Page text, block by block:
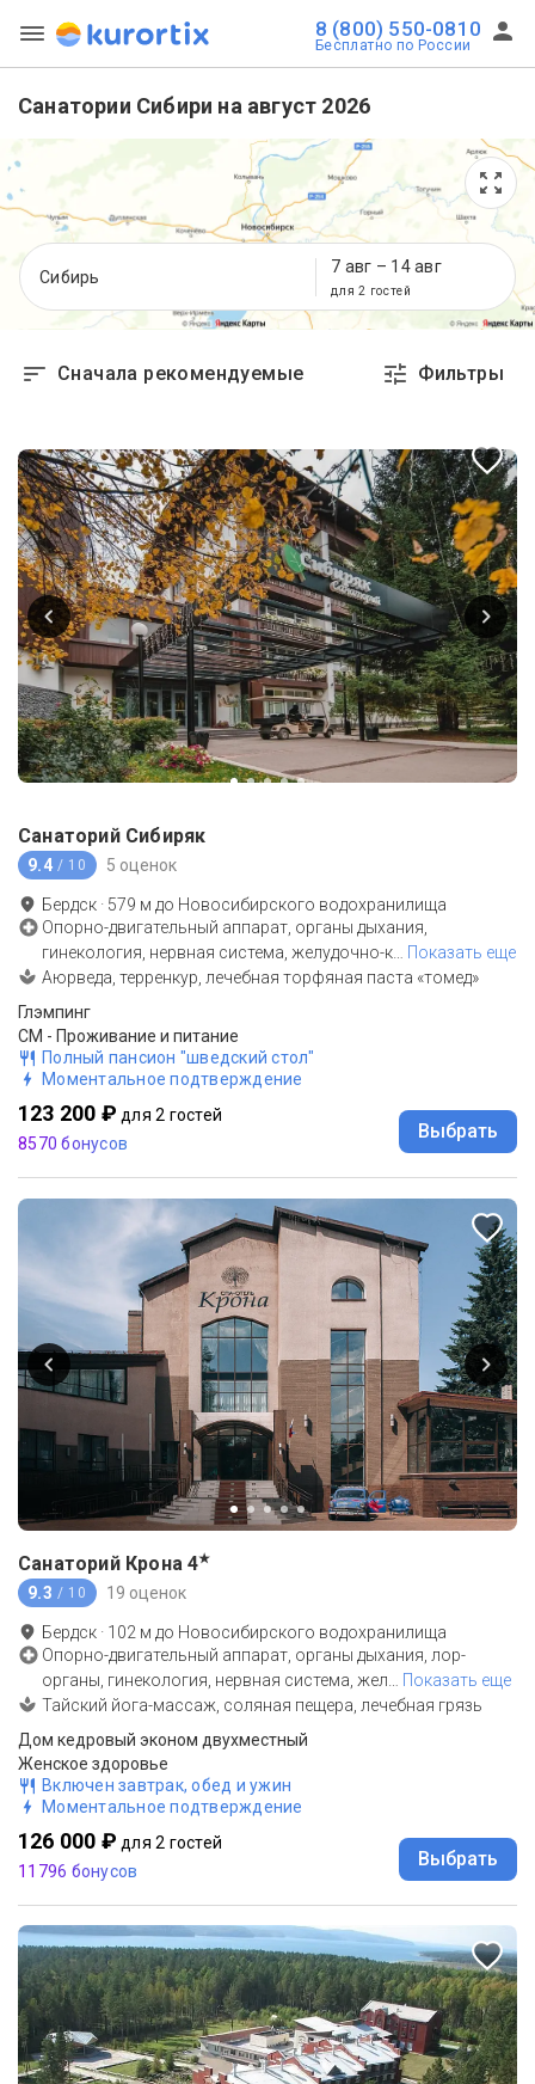
8 (800) 550-0810
Бесплатно по России
Санатории Сибири на август 2026
Сибирь
7 авг – 14 авг
для 2 гостей
Сначала рекомендуемые Фильтры
Санаторий Сибиряк
9.4 / 10 5 оценок
Бердск · 579 м до Новосибирского водохранилища
Опорно-двигательный аппарат, органы дыхания,
гинекология, нервная система, желудочно-к… Показать еще
Аюрведа, терренкур, лечебная торфяная паста «томед»
Глэмпинг
СМ - Проживание и питание
Полный пансион "шведский стол"
Моментальное подтверждение
123 200 ₽ для 2 гостей
8570 бонусов
Выбрать
Санаторий Крона 4★
9.3 / 10 19 оценок
Бердск · 102 м до Новосибирского водохранилища
Опорно-двигательный аппарат, органы дыхания, лор-
органы, гинекология, нервная система, жел… Показать еще
Тайский йога-массаж, соляная пещера, лечебная грязь
Дом кедровый эконом двухместный
Женское здоровье
Включен завтрак, обед и ужин
Моментальное подтверждение
126 000 ₽ для 2 гостей
11796 бонусов
Выбрать